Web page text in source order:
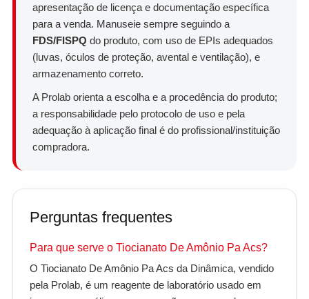
apresentação de licença e documentação específica
para a venda. Manuseie sempre seguindo a
FDS/FISPQ do produto, com uso de EPIs adequados
(luvas, óculos de proteção, avental e ventilação), e
armazenamento correto.
A Prolab orienta a escolha e a procedência do produto;
a responsabilidade pelo protocolo de uso e pela
adequação à aplicação final é do profissional/instituição
compradora.
Perguntas frequentes
Para que serve o Tiocianato De Amônio Pa Acs?
O Tiocianato De Amônio Pa Acs da Dinâmica, vendido
pela Prolab, é um reagente de laboratório usado em